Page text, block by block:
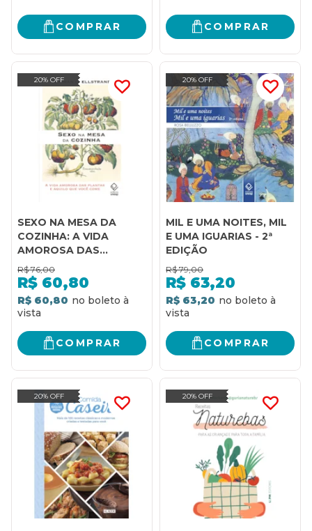
COMPRAR COMPRAR
20% OFF
SEXO NA MESA DA
COZINHA: A VIDA
AMOROSA DAS
PLANTAS E AQUILO
QUE VOCÊ COME
R$ 76,00
R$ 60,80
R$ 60,80
COMPRAR
20% OFF
MIL E UMA NOITES, MIL
E UMA IGUARIAS - 2ª
EDIÇÃO
R$ 79,00
R$ 63,20
R$ 63,20
COMPRAR
20% OFF 20% OFF